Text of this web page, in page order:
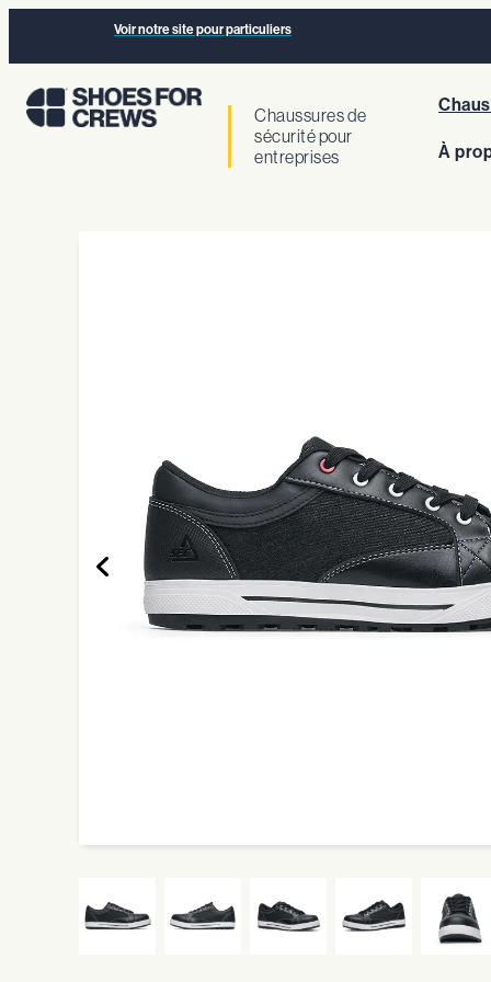
Voir notre site pour particuliers
Chaussures de
sécurité pour
entreprises
À